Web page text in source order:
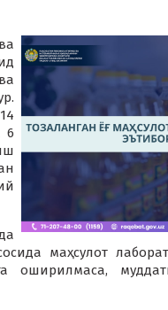
6
маҳсулот
оширилмаса,